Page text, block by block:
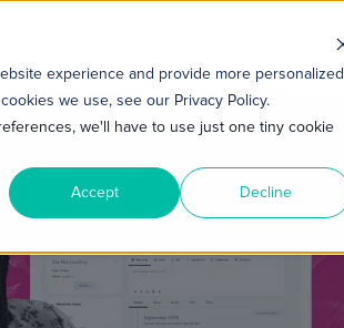
experience and provide more personalized
we use, see our Privacy Policy.
we'll have to use just one tiny cookie
Accept Decline